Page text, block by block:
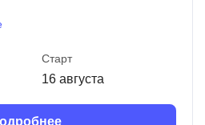
Старт
16 августа